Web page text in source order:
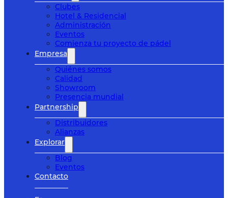
Clubes
Hotel & Residencial
Administración
Eventos
Comienza tu proyecto de pádel
Empresa
Quiénes somos
Calidad
Showroom
Presencia mundial
Partnership
Distribuidores
Alianzas
Explorar
Blog
Eventos
Contacto